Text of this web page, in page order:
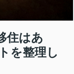
住はあ
を整理し